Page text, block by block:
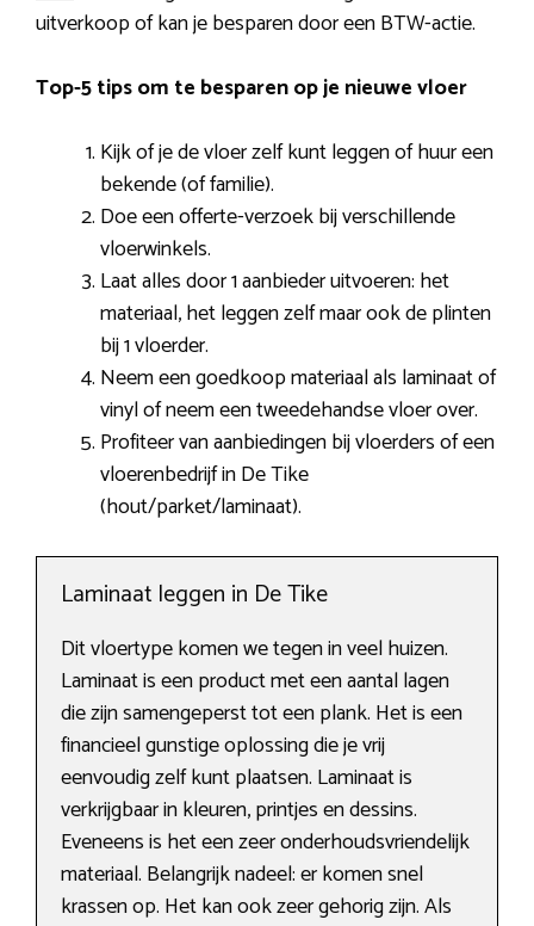
uitverkoop of kan je besparen door een BTW-actie.
Top-5 tips om te besparen op je nieuwe vloer
Kijk of je de vloer zelf kunt leggen of huur een
bekende (of familie).
Doe een offerte-verzoek bij verschillende
vloerwinkels.
Laat alles door 1 aanbieder uitvoeren: het
materiaal, het leggen zelf maar ook de plinten
bij 1 vloerder.
Neem een goedkoop materiaal als laminaat of
vinyl of neem een tweedehandse vloer over.
Profiteer van aanbiedingen bij vloerders of een
vloerenbedrijf in De Tike
(hout/parket/laminaat).
Laminaat leggen in De Tike
Dit vloertype komen we tegen in veel huizen.
Laminaat is een product met een aantal lagen
die zijn samengeperst tot een plank. Het is een
financieel gunstige oplossing die je vrij
eenvoudig zelf kunt plaatsen. Laminaat is
verkrijgbaar in kleuren, printjes en dessins.
Eveneens is het een zeer onderhoudsvriendelijk
materiaal. Belangrijk nadeel: er komen snel
krassen op. Het kan ook zeer gehorig zijn. Als